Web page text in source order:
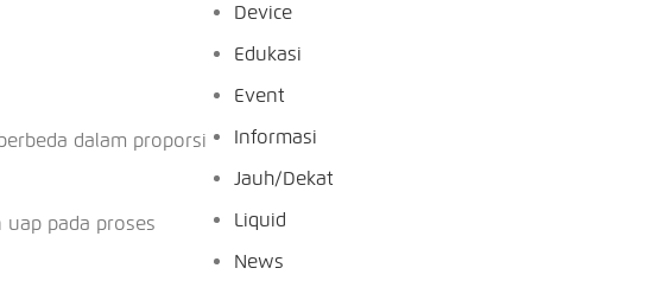
dalam proporsi
pada proses
Device
Edukasi
Event
Informasi
Jauh/Dekat
Liquid
News